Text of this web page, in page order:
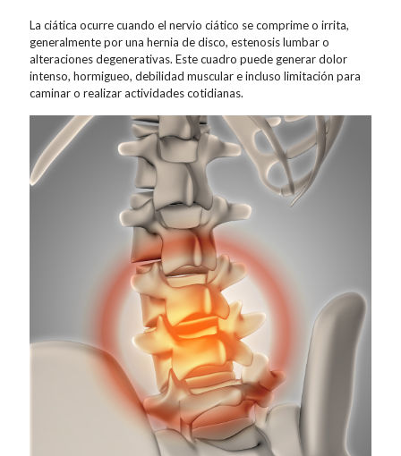
La ciática ocurre cuando el nervio ciático se comprime o irrita,
generalmente por una hernia de disco, estenosis lumbar o
alteraciones degenerativas. Este cuadro puede generar dolor
intenso, hormigueo, debilidad muscular e incluso limitación para
caminar o realizar actividades cotidianas.